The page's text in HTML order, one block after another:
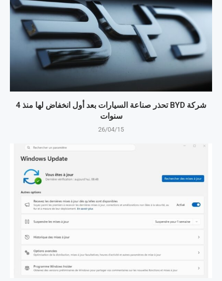
شركة BYD تحذر صناعة السيارات بعد أول انخفاض لها منذ 4
سنوات
26/04/15